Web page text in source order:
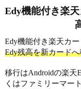
Edy機能付き楽
Edy機能付き楽天カー
Edy残高を新カード
移行はAndroidの楽天
くはファミリーマー